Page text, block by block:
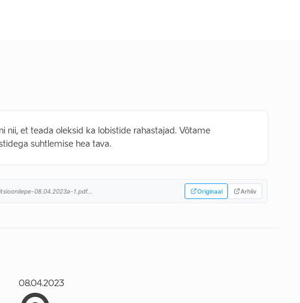
nii, et teada oleksid ka lobistide rahastajad. Võtame
suhtlemise hea tava.
08.04.2023a-1.pdf... Originaal Arhiiv
08.04.2023